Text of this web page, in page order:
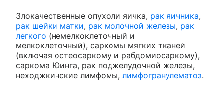
Злокачественные опухоли яичка, рак яичника,
рак шейки матки, рак молочной железы, рак
легкого (немелкоклеточный и
мелкоклеточный), саркомы мягких тканей
(включая остеосаркому и рабдомиосаркому),
саркома Юинга, рак поджелудочной железы,
неходжкинские лимфомы, лимфогранулематоз.